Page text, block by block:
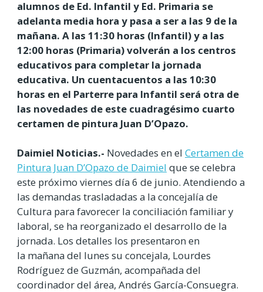
alumnos de Ed. Infantil y Ed. Primaria se
adelanta media hora y pasa a ser a las 9 de la
mañana. A las 11:30 horas (Infantil) y a las
12:00 horas (Primaria) volverán a los centros
educativos para completar la jornada
educativa. Un cuentacuentos a las 10:30
horas en el Parterre para Infantil será otra de
las novedades de este cuadragésimo cuarto
certamen de pintura Juan D’Opazo.
Daimiel Noticias.- Novedades en el Certamen de
Pintura Juan D’Opazo de Daimiel que se celebra
este próximo viernes día 6 de junio. Atendiendo a
las demandas trasladadas a la concejalía de
Cultura para favorecer la conciliación familiar y
laboral, se ha reorganizado el desarrollo de la
jornada. Los detalles los presentaron en
la mañana del lunes su concejala, Lourdes
Rodríguez de Guzmán, acompañada del
coordinador del área, Andrés García-Consuegra.